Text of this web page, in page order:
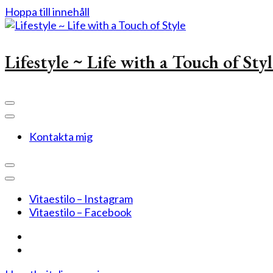
Hoppa till innehåll
Lifestyle ~ Life with a Touch of
Kontakta mig
Vitaestilo – Instagram
Vitaestilo – Facebook